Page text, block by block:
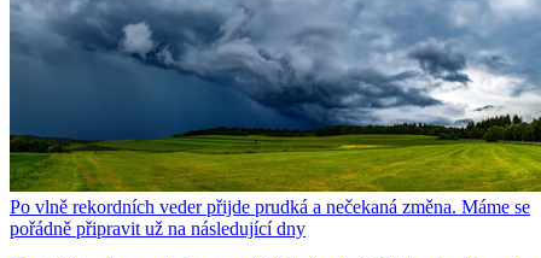
Po vlně rekordních veder přijde prudká a nečekaná změna. Máme se
pořádně připravit už na následující dny